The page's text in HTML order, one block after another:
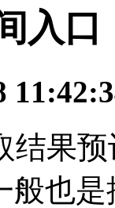
入口
结果
般也